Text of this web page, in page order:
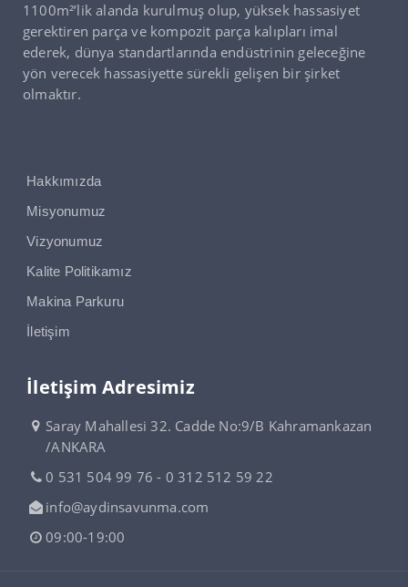
1100m²’lik alanda kurulmuş olup, yüksek hassasiyet
gerektiren parça ve kompozit parça kalıpları imal
ederek, dünya standartlarında endüstrinin geleceğine
yön verecek hassasiyette sürekli gelişen bir şirket
olmaktır.
Hakkımızda
Misyonumuz
Vizyonumuz
Kalite Politikamız
Makina Parkuru
İletişim
İletişim Adresimiz
Saray Mahallesi 32. Cadde No:9/B Kahramankazan
/ANKARA
0 531 504 99 76 - 0 312 512 59 22
info@aydinsavunma.com
09:00-19:00